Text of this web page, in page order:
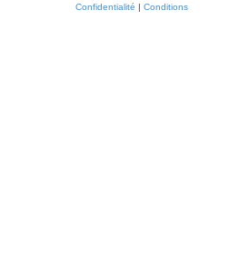
Confidentialité | Conditions